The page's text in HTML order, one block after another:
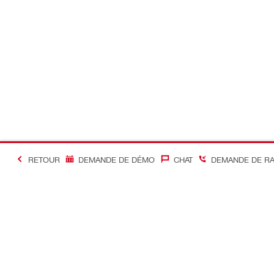
RETOUR DEMANDE DE DÉMO CHAT DEMANDE DE